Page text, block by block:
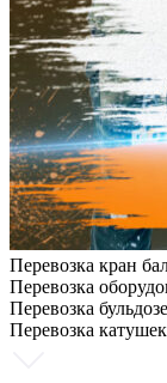
Перевозка кран
Перевозка
Перевозка
Перевозка